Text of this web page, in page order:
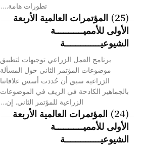
تطورات هامة....
(25) المؤتمرات العالمية الأربعة
الأولى للأمميـــــــــــة
الشيوعيــــــــــــــة
برنامج العمل الزراعي توجيهات لتطبيق
موضوعات المؤتمر الثاني حول المسألة
الزراعية سبق أن حُددت أسس علاقاتنا
بالجماهير الكادحة في الريف في الموضوعات
الزراعية للمؤتمر الثاني. إن...
(24) المؤتمرات العالمية الأربعة
الأولى للأمميـــــــــــة
الشيوعيــــــــــــــة